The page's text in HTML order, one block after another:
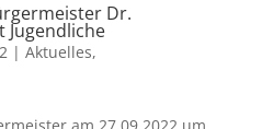
Dr.
| Aktuelles,